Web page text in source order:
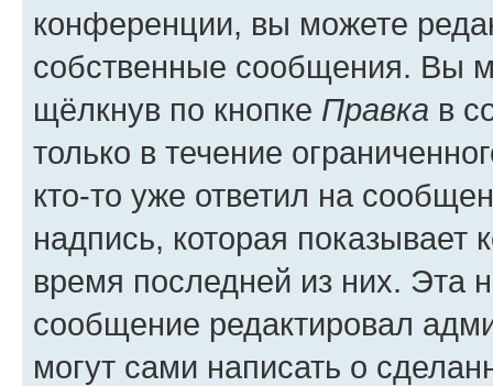
конференции, вы можете
собственные сообщения. Вы
щёлкнув по кнопке Правка в
только в течение
кто-то уже ответил на
надпись, которая показывает
время последней из них. Эта
сообщение редактировал
могут сами написать о